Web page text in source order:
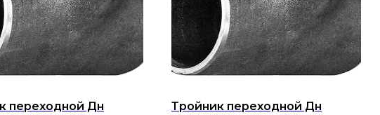
переходной Дн
Тройник переходной Дн